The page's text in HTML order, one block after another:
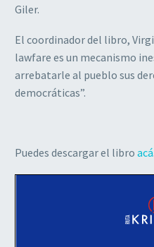
Giler.
El coordinador del libro,
lawfare es un mecanismo
arrebatarle al pueblo sus
democráticas”.
Puedes descargar el libro acá